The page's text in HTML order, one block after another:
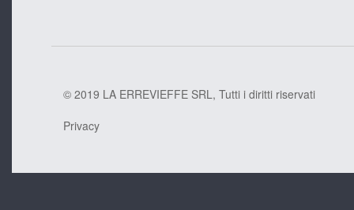
© 2019 LA ERREVIEFFE SRL, Tutti i diritti riservati
Privacy